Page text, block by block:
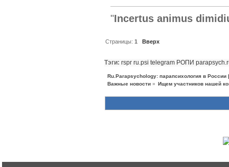
"Incertus animus
Страницы:1 Вверх
Тэги: rspr ru.psi telegram РОПИ
Ru.Parapsychology: парапсихология в
Важные новости » Ищем участников нашей